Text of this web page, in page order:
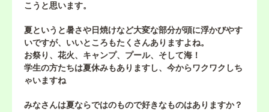
こうと思います。
夏というと暑さや日焼けなど大変な部分が頭に浮かびやす
いですが、いいところもたくさんありますよね。
お祭り、花火、キャンプ、プール、そして海！
学生の方たちは夏休みもありますし、今からワクワクしち
ゃいますね
みなさんは夏ならではのもので好きなものはありますか？